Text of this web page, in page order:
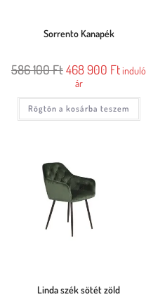
Sorrento Kanapék
586 100Ft468 900 Ftinduló
ár
Rögtön a kosárba teszem
Linda szék sötét zöld